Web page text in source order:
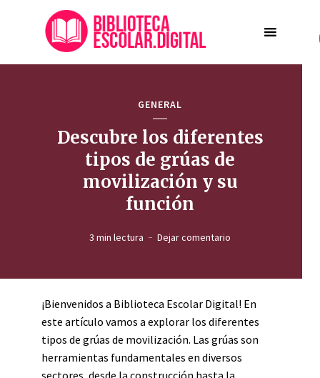
GENERAL
Descubre los diferentes
tipos de grúas de
movilización y su
función
3 min lectura Dejar comentario
¡Bienvenidos a Biblioteca Escolar Digital! En
este artículo vamos a explorar los diferentes
tipos de grúas de movilización. Las grúas son
herramientas fundamentales en diversos
sectores, desde la construcción hasta la